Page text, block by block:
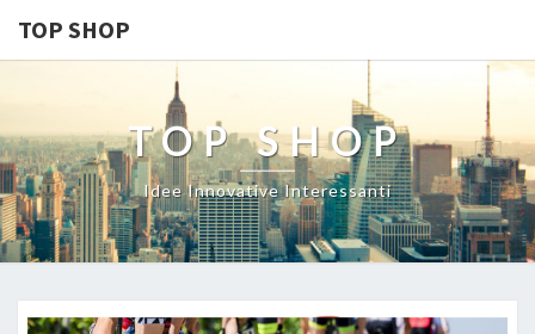
TOP SHOP
TOP SHOP
Idee Innovative Interessanti